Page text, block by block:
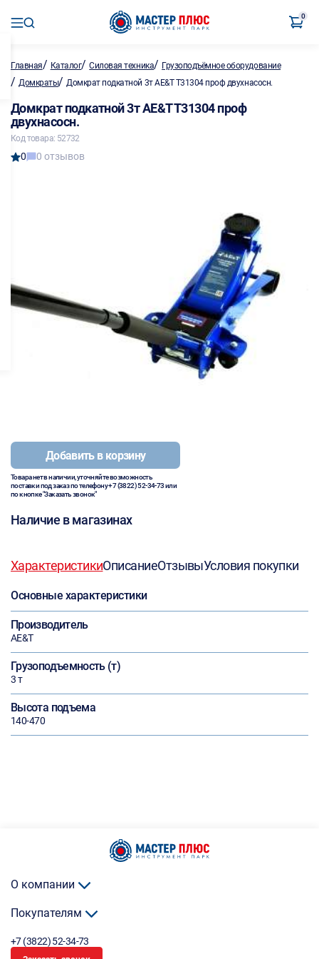
0
Главная/ Каталог/Силовая техника/ Грузоподъёмное оборудование
/ Домкраты/Домкрат подкатной 3т AE&T T31304 проф двухнасосн.
Домкрат подкатной 3т AE&T T31304 проф
двухнасосн.
Код товара: 52732
0 0 отзывов
Добавить в корзину
Товара нет в наличии, уточняйте возможность
поставки под заказ по телефону+7 (3822) 52-34-73или
по кнопке "Заказать звонок"
Наличие в магазинах
ХарактеристикиОписаниеОтзывыУсловия покупки
Основные характеристики
Производитель
AE&T
Грузоподъемность (т)
3 т
Высота подъема
140-470
О компании
Покупателям
+7 (3822) 52-34-73